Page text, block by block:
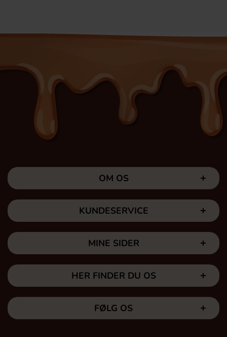
OM OS
KUNDESERVICE
MINE SIDER
HER FINDER DU OS
FØLG OS